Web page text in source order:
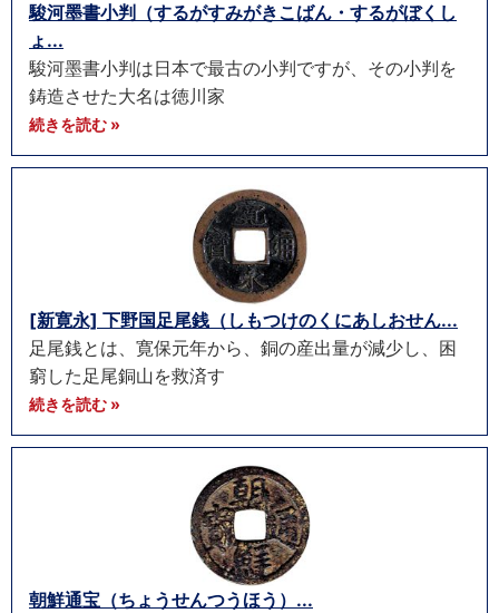
駿河墨書小判（するがすみがきこばん・するがぼくし
ょ...
駿河墨書小判は日本で最古の小判ですが、その小判を
鋳造させた大名は徳川家
続きを読む »
[新寛永] 下野国足尾銭（しもつけのくにあしおせん...
足尾銭とは、寛保元年から、銅の産出量が減少し、困
窮した足尾銅山を救済す
続きを読む »
朝鮮通宝（ちょうせんつうほう）...